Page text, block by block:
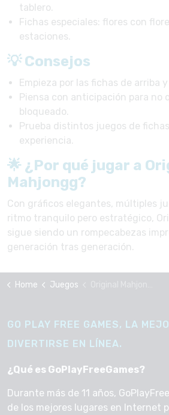
tablero.
Fichas especiales: flores con
estaciones.
💡 Consejos
Empieza por las fichas de arriba
Piensa con anticipación para no
bloqueado.
Prueba distintos juegos de
experiencia.
🌟 ¿Por qué jugar a
Mahjongg?
Con gráficos elegantes, múltiples
ritmo tranquilo pero estratégico,
sigue siendo un rompecabezas
generación tras generación.
Home Juegos
GO PLAY FREE GAMES, LA
DIVERTIRSE EN LÍNEA.
¿Qué es GoPlayFreeGames?
Durante más de 11 años,
de los mejores lugares en Internet